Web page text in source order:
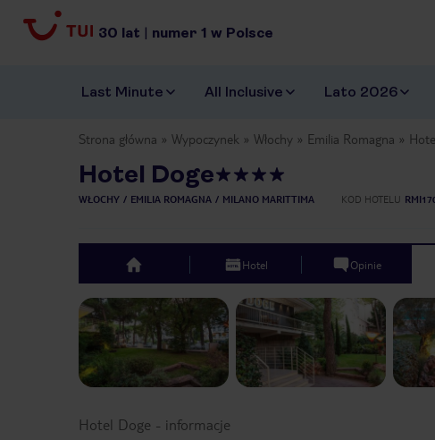
30 lat | numer 1 w Polsce
Last Minute All Inclusive Lato 2026
Strona główna Wypoczynek Włochy Emilia Romagna
Hotel Doge
WŁOCHY EMILIA ROMAGNA MILANO MARITTIMA KOD HOTELU
top Hotel Opinie
Previous slide
Hotel Doge - informacje